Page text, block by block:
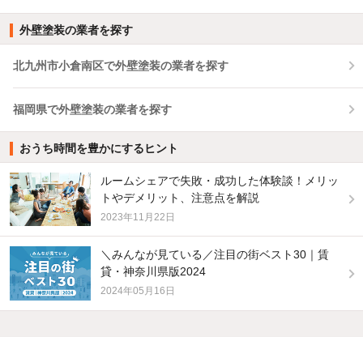
外壁塗装の業者を探す
北九州市小倉南区で外壁塗装の業者を探す
福岡県で外壁塗装の業者を探す
おうち時間を豊かにするヒント
ルームシェアで失敗・成功した体験談！メリッ
トやデメリット、注意点を解説
2023年11月22日
＼みんなが見ている／注目の街ベスト30｜賃
貸・神奈川県版2024
2024年05月16日